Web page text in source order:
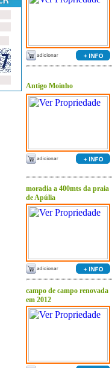
Antigo Moinho
moradia a 400mts da praia
de Apúlia
campo de campo renovada
em 2012